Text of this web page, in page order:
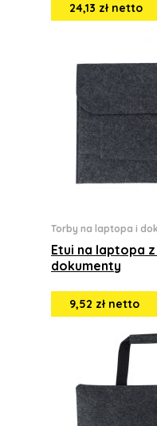
24,13 zł netto
Torby na laptopa i
Etui na laptopa
dokumenty
9,52 zł netto